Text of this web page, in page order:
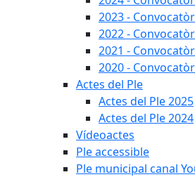
2023 -
2022 -
2021 -
2020 -
Actes del Ple
Actes del Ple 2025
Actes del Ple 2024
Vídeoactes
Ple accessible
Ple municipal canal